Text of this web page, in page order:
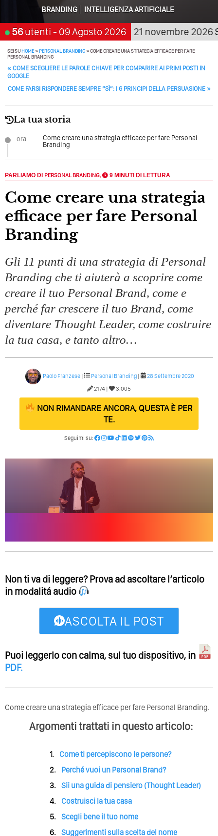
Tutto Peggiorerà
Quali Sono Gli Errori Della Comunicazione Politica? Il
Caso Delle Braccia Incrociate
Come Promuoversi Nel Wedding? Il Mio Intervento Per
L’Accademia Del Wedding
BRANDING
INTELLIGENZA ARTIFICIALE
56utenti - 09 Agosto 2026
aspetta, scegli: 21 novembre 2026 San
SEI SUHOME»PERSONAL BRANDING»COME CREARE UNA STRATEGIA EFFICACE PER FARE
PERSONAL BRANDING
POST NAVIGATION
« COME SCEGLIERE LE PAROLE CHIAVE PER COMPARIRE AI PRIMI POSTI IN
GOOGLE
COME FARSI RISPONDERE SEMPRE “SÌ”: I 6 PRINCIPI DELLA PERSUASIONE »
La tua storia
ora
Come creare una strategia efficace per fare Personal
Branding
PARLIAMO DI PERSONAL BRANDING, 9 MINUTI DI LETTURA
Come creare una strategia
efficace per fare Personal
Branding
Gli 11 punti di una strategia di Personal
Branding che ti aiuterà a scoprire come
creare il tuo Personal Brand, come e
perché far crescere il tuo Brand, come
diventare Thought Leader, come costruire
la tua casa, e tanto altro…
Paolo Franzese| Personal Branding|
28 Settembre 2020
2174 |
3.005
NON RIMANDARE ANCORA, QUESTA È PER
TE.
Seguimi su:
Non ti va di leggere? Prova ad ascoltare l’articolo
in modalitá audio
ASCOLTA IL POST
Puoi leggerlo con calma, sul tuo dispositivo, in
PDF.
Come creare una strategia efficace per fare Personal Branding.
Argomenti trattati in questo articolo:
Come ti percepiscono le persone?
Perché vuoi un Personal Brand?
Sii una guida di pensiero (Thought Leader)
Costruisci la tua casa
Scegli bene il tuo nome
Suggerimenti sulla scelta del nome